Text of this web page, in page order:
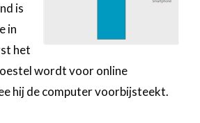
is
in
het
wordt voor online
hij de computer voorbijsteekt.